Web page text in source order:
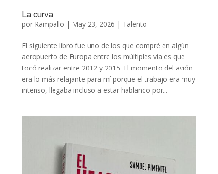
La curva
por Rampallo | May 23, 2026 | Talento
El siguiente libro fue uno de los que compré en algún
aeropuerto de Europa entre los múltiples viajes que
tocó realizar entre 2012 y 2015. El momento del avión
era lo más relajante para mí porque el trabajo era muy
intenso, llegaba incluso a estar hablando por...